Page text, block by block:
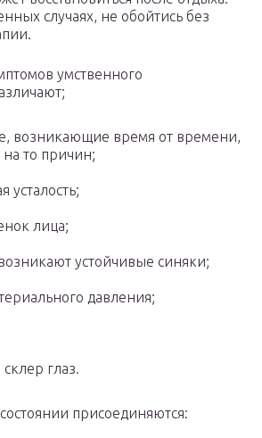
случаях, не обойтись без
умственного
возникающие время от времени,
то причин;
усталость;
лица;
устойчивые синяки;
давления;
глаз.
присоединяются: